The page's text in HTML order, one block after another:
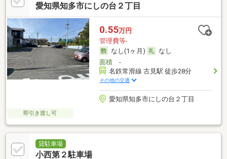
愛知県知多市にしの台２丁目
0.55万円
管理費等-
なし(1ヶ月)
なし
面積-
名鉄常滑線 古見駅 徒歩28分
その他の交通
愛知県知多市にしの台２丁目
即引き渡し可
貸駐車場
小西第２駐車場